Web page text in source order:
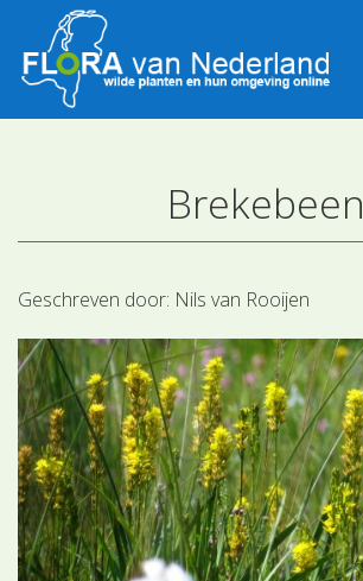
Plantengemeenschappen
Determineren
Brekebeen
Geschreven door: Nils van Rooijen